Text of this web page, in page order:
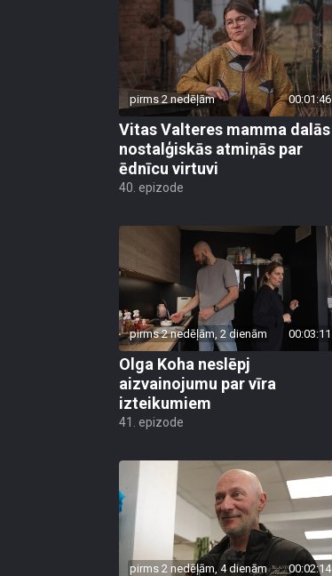
pirms 2 nedēļām 00:01:46
Vitas Valteres mamma dalās
nostalģiskās atmiņās par
ēdnīcu virtuvi
40. epizode
pirms 2 nedēļām, 2 dienām 00:03:11
Olga Koha neslēpj
aizvainojumu par vīra
izteikumiem
41. epizode
pirms 2 nedēļām, 4 dienām 00:02:14